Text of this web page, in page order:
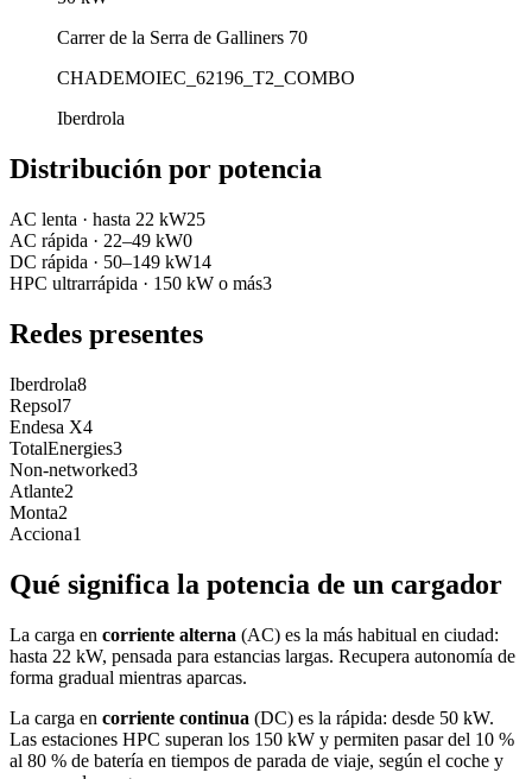
Carrer de la Serra de Galliners 70
CHADEMOIEC_62196_T2_COMBO
Iberdrola
Distribución por potencia
AC lenta · hasta 22 kW25
AC rápida · 22–49 kW0
DC rápida · 50–149 kW14
HPC ultrarrápida · 150 kW o más3
Redes presentes
Iberdrola8
Repsol7
Endesa X4
TotalEnergies3
Non-networked3
Atlante2
Monta2
Acciona1
Qué significa la potencia de un cargador
La carga en corriente alterna (AC) es la más habitual en ciudad:
hasta 22 kW, pensada para estancias largas. Recupera autonomía de
forma gradual mientras aparcas.
La carga en corriente continua (DC) es la rápida: desde 50 kW.
Las estaciones HPC superan los 150 kW y permiten pasar del 10 %
al 80 % de batería en tiempos de parada de viaje, según el coche y